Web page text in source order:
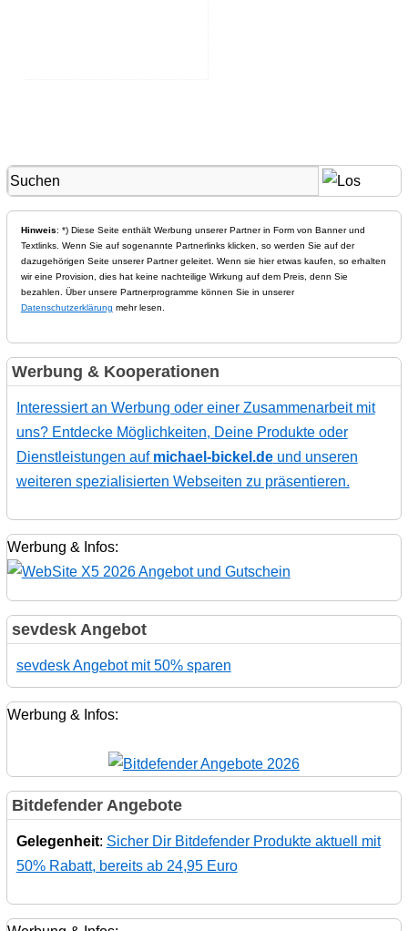
Hinweis: *) Diese Seite enthält Werbung unserer Partner in Form von Banner und
Textlinks. Wenn Sie auf sogenannte Partnerlinks klicken, so werden Sie auf der
dazugehörigen Seite unserer Partner geleitet. Wenn sie hier etwas kaufen, so erhalten
wir eine Provision, dies hat keine nachteilige Wirkung auf dem Preis, denn Sie
bezahlen. Über unsere Partnerprogramme können Sie in unserer
Datenschutzerklärung mehr lesen.
Werbung & Kooperationen
Interessiert an Werbung oder einer Zusammenarbeit mit
uns? Entdecke Möglichkeiten, Deine Produkte oder
Dienstleistungen auf michael-bickel.deund unseren
weiteren spezialisierten Webseiten zu präsentieren.
Werbung & Infos:
sevdesk Angebot
sevdesk Angebot mit 50% sparen
Werbung & Infos:
Bitdefender Angebote
Gelegenheit: Sicher Dir Bitdefender Produkte aktuell mit
50% Rabatt, bereits ab 24,95 Euro